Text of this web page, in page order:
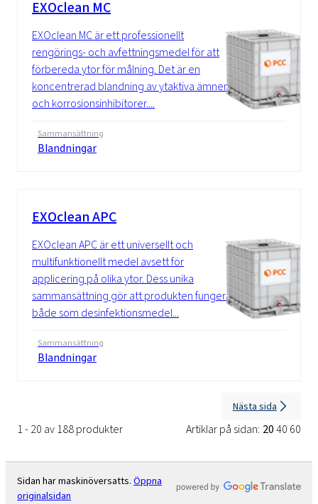
EXOclean MC
EXOclean MC är ett professionellt
rengörings- och avfettningsmedel för att
förbereda ytor för målning. Det är en
koncentrerad blandning av ytaktiva ämnen
och korrosionsinhibitorer....
Sammansättning
Blandningar
EXOclean APC
EXOclean APC är ett universellt och
multifunktionellt medel avsett för
applicering på olika ytor. Dess unika
sammansättning gör att produkten fungerar
både som desinfektionsmedel...
Sammansättning
Blandningar
1 - 20 av 188 produkter Artiklar på sidan: 2040 60
Nästa sida
Sidan har maskinöversatts. Öppna
originalsidan